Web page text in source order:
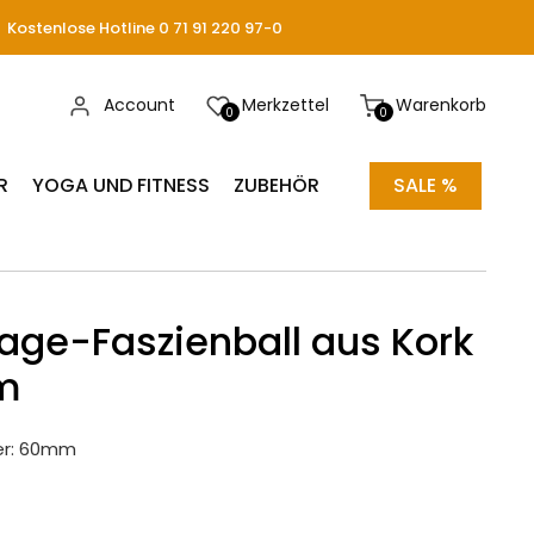
Kostenlose Hotline 0 71 91 220 97-0
0 Warenkorb
0 Merkzettel
Account
YOGA UND FITNESS ZUBEHÖR SALE %
Faszienball aus Kork
60mm